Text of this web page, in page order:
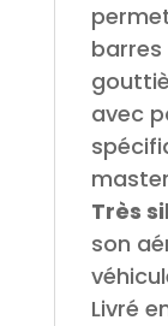
barres
avec
Très
son
Livré